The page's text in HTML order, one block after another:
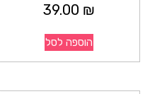
39.00 ₪
הוספה לסל